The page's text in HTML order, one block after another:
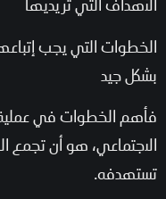
الخطوات التي يجب
بشكل جيد
فأهم الخطوات في عملية
الاجتماعي، هو أن تجمع
تستهدفه.